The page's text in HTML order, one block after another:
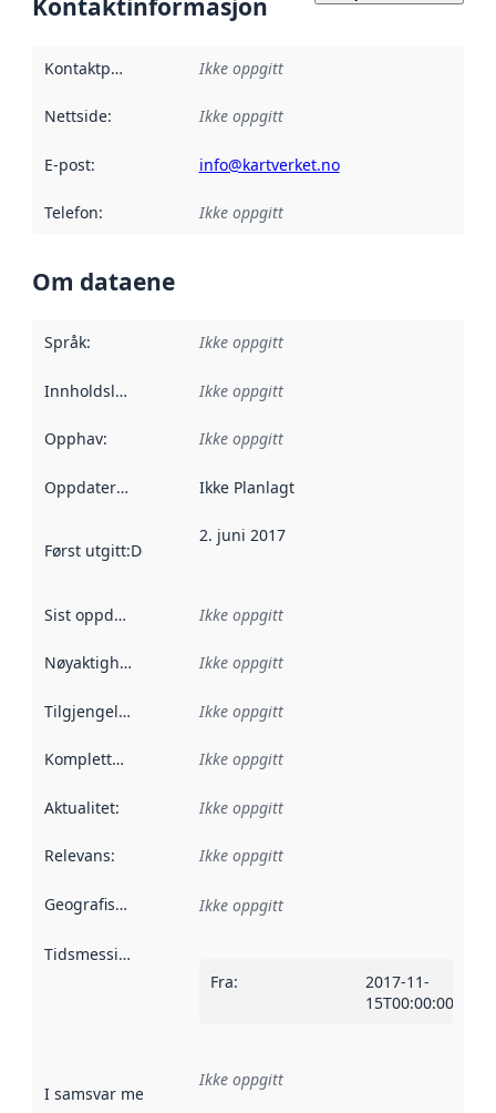
Kontaktinformasjon
Kontaktpunkt Ikke oppgitt
Nettside: Ikke oppgitt
E-post: info@kartverket.no
Telefon: Ikke oppgitt
Om dataene
Språk: Ikke oppgitt
Innholdsleverandører :
Ikke oppgitt
Opphav: Ikke oppgitt
Oppdateringsfrekvens :
Ikke Planlagt
Først utgitt:Denne datoen sier når dataene i dette
2. juni 2017
Sist oppdatert Ikke oppgitt
Nøyaktighet Ikke oppgitt
Tilgjengelighet Ikke oppgitt
Kompletthet Ikke oppgitt
Aktualitet: Ikke oppgitt
Relevans: Ikke oppgitt
Geografisk avgrensning :
Ikke oppgitt
Tidsmessig avgrensning
Fra:
2017-11-
15T00:00:00Z
I samsvar med Referanse til en implementasjonsregel
Ikke oppgitt